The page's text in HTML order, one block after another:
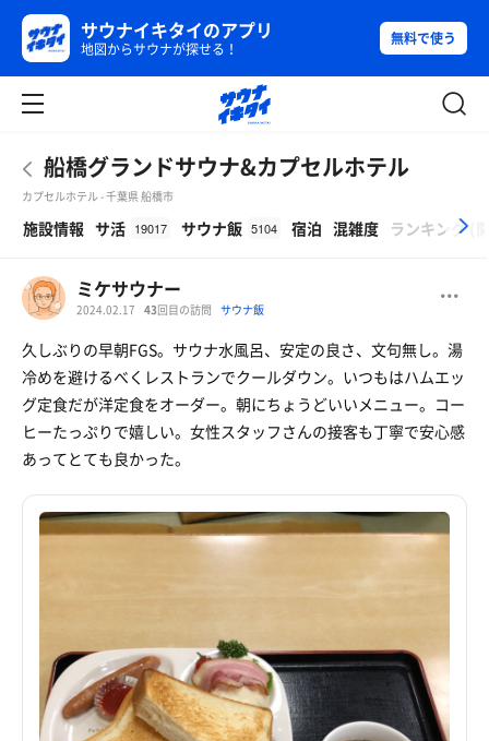
サウナイキタイのアプリ
地図からサウナが探せる！
無料で使う
船橋グランドサウナ&カプセルホテル
カプセルホテル - 千葉県 船橋市
施設情報 サ活 19017 サウナ飯 5104 宿泊 混雑度 ランキング
ミケサウナー
2024.02.17 43回目の訪問 サウナ飯
久しぶりの早朝FGS。サウナ水風呂、安定の良さ、文句無し。湯
冷めを避けるべくレストランでクールダウン。いつもはハムエッ
グ定食だが洋定食をオーダー。朝にちょうどいいメニュー。コー
ヒーたっぷりで嬉しい。女性スタッフさんの接客も丁寧で安心感
あってとても良かった。